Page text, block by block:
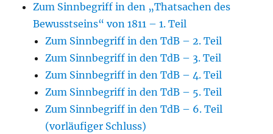
Zum Sinnbegriff in den „Thatsachen des
Bewusstseins“ von 1811 – 1. Teil
Zum Sinnbegriff in den TdB – 2. Teil
Zum Sinnbegriff in den TdB – 3. Teil
Zum Sinnbegriff in den TdB – 4. Teil
Zum Sinnbegriff in den TdB – 5. Teil
Zum Sinnbegriff in den TdB – 6. Teil
(vorläufiger Schluss)